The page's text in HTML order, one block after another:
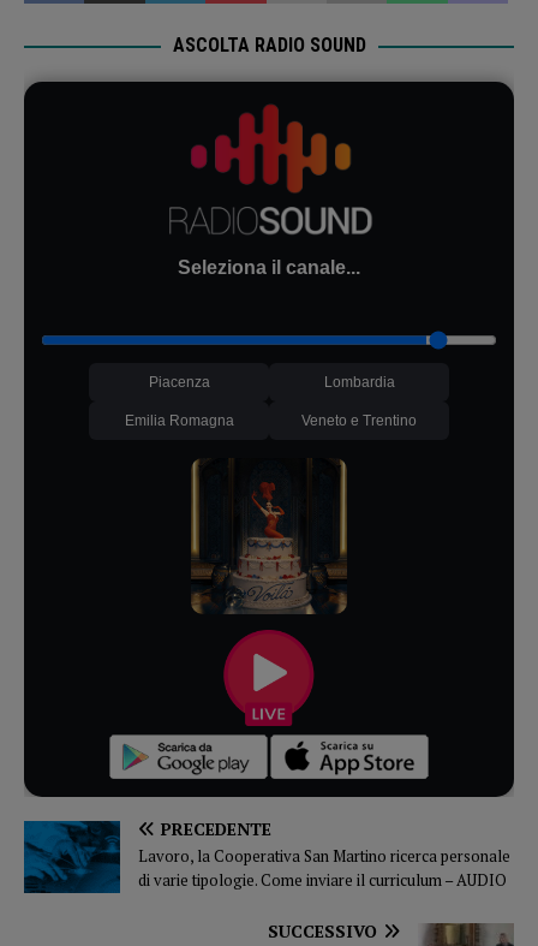
ASCOLTA RADIO SOUND
Seleziona il canale...
Piacenza Lombardia
Emilia Romagna Veneto e Trentino
PRECEDENTE
Lavoro, la Cooperativa San Martino ricerca personale
di varie tipologie. Come inviare il curriculum – AUDIO
SUCCESSIVO